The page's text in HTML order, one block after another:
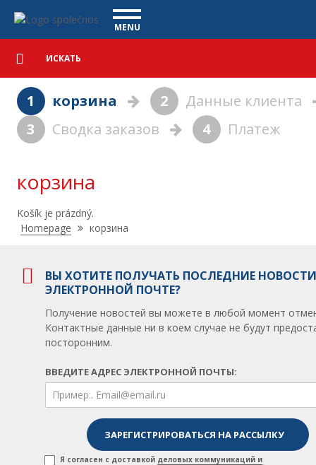
Navigace
MENU
КОММЕРЧЕСКИЕ АВТОМОБИЛИ
АВТОМОБИЛИ
ПОКУПКА
ЧТО МЫ ПРЕДЛАГАЕМ
ФИНАНСИРОВАНИЕ
НАШЕ ВИДЕО
CСЫЛКА
Подробный
поиск Искать
1 корзина 2
Данные клиента
3
Сводка заказов 4 Платеж
корзина
Košík je prázdný.
Nacházíte
Homepage корзина
ВЫ ХОТИТЕ ПОЛУЧАТЬ ПОСЛЕДНИЕ
ЭЛЕКТРОННОЙ ПОЧТЕ?
Получение новостей вы можете в любой момент
Контактные данные ни в коем случае не будут
посторонним.
ВВЕДИТЕ АДРЕС ЭЛЕКТРОННОЙ ПОЧТЫ:
Я согласен с доставкой деловых коммуникаций и